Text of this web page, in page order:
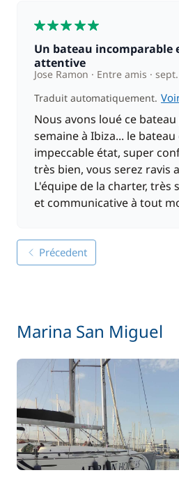
Un bateau incomparable et une équipe très
attentive
Jose Ramon Entre amis
Traduit automatiquement.
Nous avons loué ce
semaine à Ibiza... le
impeccable état, super
très bien, vous serez ravis
L'équipe de la charter, très
et communicative à tout
Précedent
Marina San Miguel